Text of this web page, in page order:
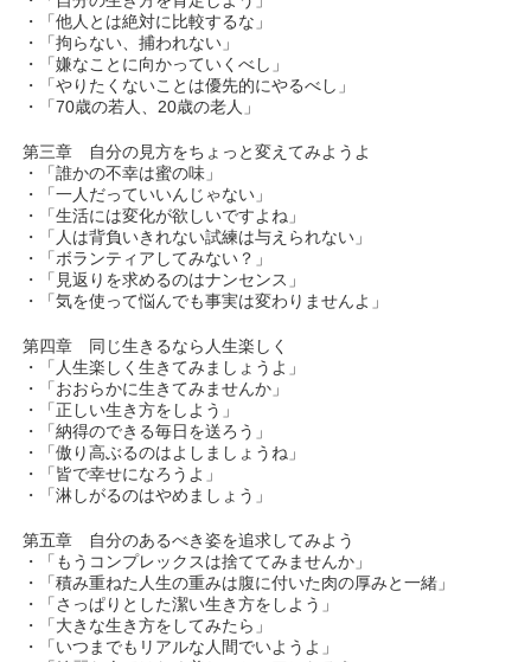
・「他人とは絶対に比較するな」
・「拘らない、捕われない」
・「嫌なことに向かっていくべし」
・「やりたくないことは優先的にやるべし」
・「70歳の若人、20歳の老人」
第三章 自分の見方をちょっと変えてみようよ
・「誰かの不幸は蜜の味」
・「一人だっていいんじゃない」
・「生活には変化が欲しいですよね」
・「人は背負いきれない試練は与えられない」
・「ボランティアしてみない？」
・「見返りを求めるのはナンセンス」
・「気を使って悩んでも事実は変わりませんよ」
第四章 同じ生きるなら人生楽しく
・「人生楽しく生きてみましょうよ」
・「おおらかに生きてみませんか」
・「正しい生き方をしよう」
・「納得のできる毎日を送ろう」
・「傲り高ぶるのはよしましょうね」
・「皆で幸せになろうよ」
・「淋しがるのはやめましょう」
第五章 自分のあるべき姿を追求してみよう
・「もうコンプレックスは捨ててみませんか」
・「積み重ねた人生の重みは腹に付いた肉の厚みと一緒」
・「さっぱりとした潔い生き方をしよう」
・「大きな生き方をしてみたら」
・「いつまでもリアルな人間でいようよ」